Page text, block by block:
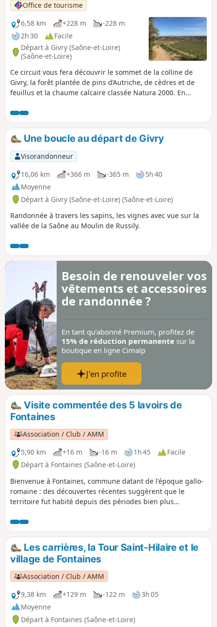
Office de tourisme
6,58 km
+228 m
-228 m
2h 30
Facile
Départ à Givry (Saône-et-Loire)
(Saône-et-Loire)
Ce circuit vous fera découvrir le sommet de la colline de
Givry, la forêt plantée de pins d’Autriche, de cèdres et de
feuillus et la chaume calcaire classée Natura 2000. En
blotti au creux d’un vallon ouvert sur le vignoble. Cette
balade offre de multiples points de vue sur la Côte
Chalonnaise et la plaine de la Saône.
Une boucle au départ de Givry
Visorandonneur
16,06 km
+366 m -365 m
5h 40
Moyenne
Départ à Givry (Saône-et-Loire) (Saône-et-Loire)
Randonnée à travers les sapins, les vignes avec vue sur la
vallée de la Saône au Moulin de Russily.
Besoin de renouveler vos
vêtements et accessoires
de randonnée ?
En tant qu’abonné Premium, profitez de
15% de réduction permanente sur la
boutique en ligne Cimalp
J'en profite
Visite commentée des 5 lavoirs de
Fontaines
Association / Club / AMM
5,90 km
+16 m -16 m 1h 45
Facile
Départ à Fontaines (Saône-et-Loire)
Bienvenue à Fontaines, commune datant de l'époque gallo-
romaine : des découvertes récentes suggèrent que le
territoire fut habité depuis des périodes bien plus
à une visite de notre village, organisée ici autour des cinq
lavoirs.
Les carrières, la Tour Saint-Hilaire et le
village de Fontaines
Association / Club / AMM
9,38 km
+129 m -122 m
3h 05
Moyenne
Départ à Fontaines (Saône-et-Loire)